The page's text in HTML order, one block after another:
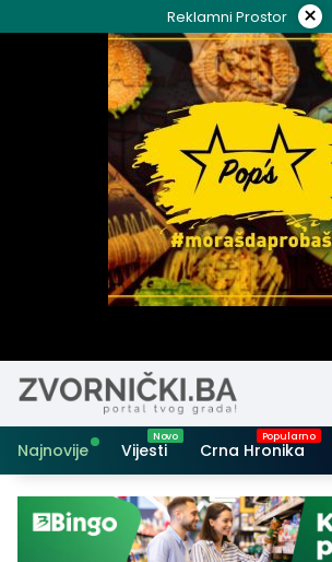
to
Reklamni Prostor ×
Najnovije Vijesti Crna Hronika